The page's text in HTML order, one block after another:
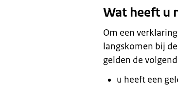
Wat heeft u
Om een
langskomen bij
gelden de
u heeft een